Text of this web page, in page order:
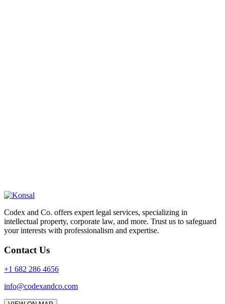
Codex and Co. offers expert legal services, specializing in
intellectual property, corporate law, and more. Trust us to safeguard
your interests with professionalism and expertise.
Contact Us
+1 682 286 4656
info@codexandco.com